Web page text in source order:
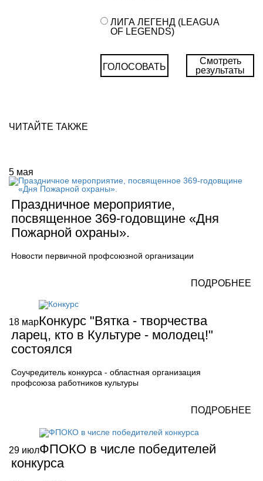
ЛИГА ЛЕГЕНД (LEAGUA
OF LEGENDS)
ГОЛОСОВАТЬ
Смотреть
результаты
ЧИТАЙТЕ ТАКЖЕ
5 мая
Праздничное мероприятие,
посвященное 369-годовщине «Дня
Пожарной охраны».
Новости первичной профсоюзной организации
ПОДРОБНЕЕ
18 марКонкурс "Вятка - творчества
ларец, кто в Культуре - молодец!"
состоялся
Соучредитель конкурса - областная организация
профсоюза работников культуры
ПОДРОБНЕЕ
29 июлФПОКО в числе победителей
конкурса